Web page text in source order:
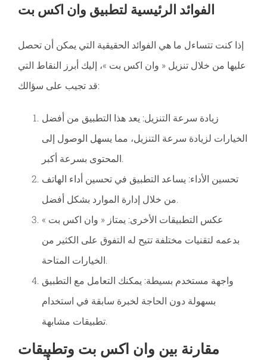
الفوائد الرئيسية لتطبيق وان اكس بت
إذا كنت تتساءل ما هي الفوائد الحقيقية التي يمكن أن تحصل
عليها من خلال تنزيل « وان اكس بت »، إليك أبرز النقاط التي
قد تجيب على سؤالك:
زيادة سرعة التنزيل: يعد هذا التطبيق من أفضل
الخيارات لزيادة سرعة التنزيل، مما يسهل الوصول إلى
المحتوى بسرعة أكبر.
تحسين الأداء: يساعد التطبيق في تحسين أداء الهاتف
من خلال إدارة الموارد بشكل أفضل.
عكس التطبيقات الأخرى: يمتاز « وان اكس بت »
بدعمه لتقنيات مختلفة تتيح له التفوق على الكثير من
الخيارات المتاحة.
واجهة مستخدم بسيطة: يمكنك التعامل مع التطبيق
بسهولة دون الحاجة لخبرة سابقة في استخدام
تطبيقات مشابهة.
مقارنة بين وان اكس بت وتطبيقات